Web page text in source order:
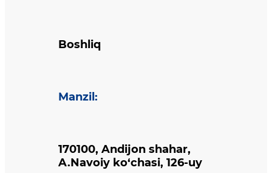
Boshliq
Manzil :
170100, Andijon shahar,
A.Navoiy ko‘chasi, 126-uy